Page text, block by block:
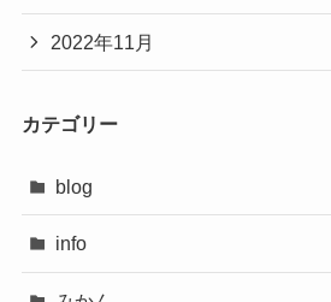
2022年11月
カテゴリー
blog
info